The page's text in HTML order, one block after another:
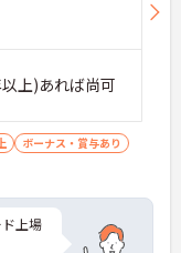
上)あれば尚可
ボーナス・賞与あり
上場